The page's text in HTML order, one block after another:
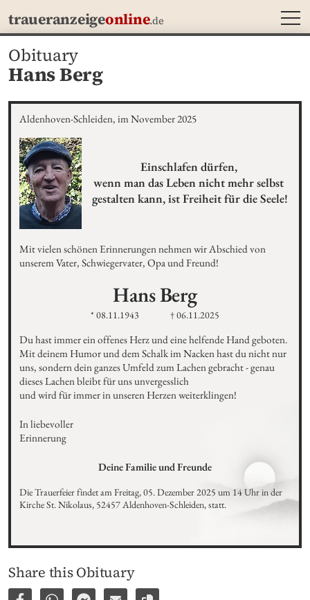
traueranzeigeonline.de
Obituary
Hans Berg
Aldenhoven-Schleiden, im November 2025
Einschlafen dürfen,
wenn man das Leben nicht mehr selbst
gestalten kann, ist Freiheit für die Seele!
Mit vielen schönen Erinnerungen nehmen wir Abschied von
unserem Vater, Schwiegervater, Opa und Freund!
HansBerg
* 08.11.1943 † 06.11.2025
Du hast immer ein offenes Herz und eine helfende Hand geboten.
Mit deinem Humor und dem Schalk im Nacken hast du nicht nur
uns, sondern dein ganzes Umfeld zum Lachen gebracht - genau
dieses Lachen bleibt für uns unvergesslich
und wird für immer in unseren Herzen weiterklingen!
In liebevoller
Erinnerung
Deine Familie und Freunde
Die Trauerfeier findet am Freitag, 05. Dezember 2025 um 14 Uhr in der
Kirche St. Nikolaus, 52457 Aldenhoven-Schleiden, statt.
Share this Obituary